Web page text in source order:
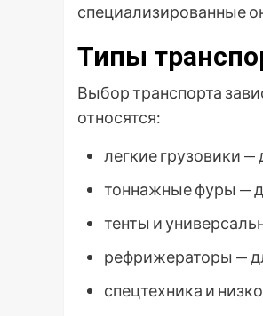
специализированные
Типы
Выбор транспорта
относятся:
легкие грузовики
тоннажные фуры —
тенты и
рефрижераторы —
спецтехника и